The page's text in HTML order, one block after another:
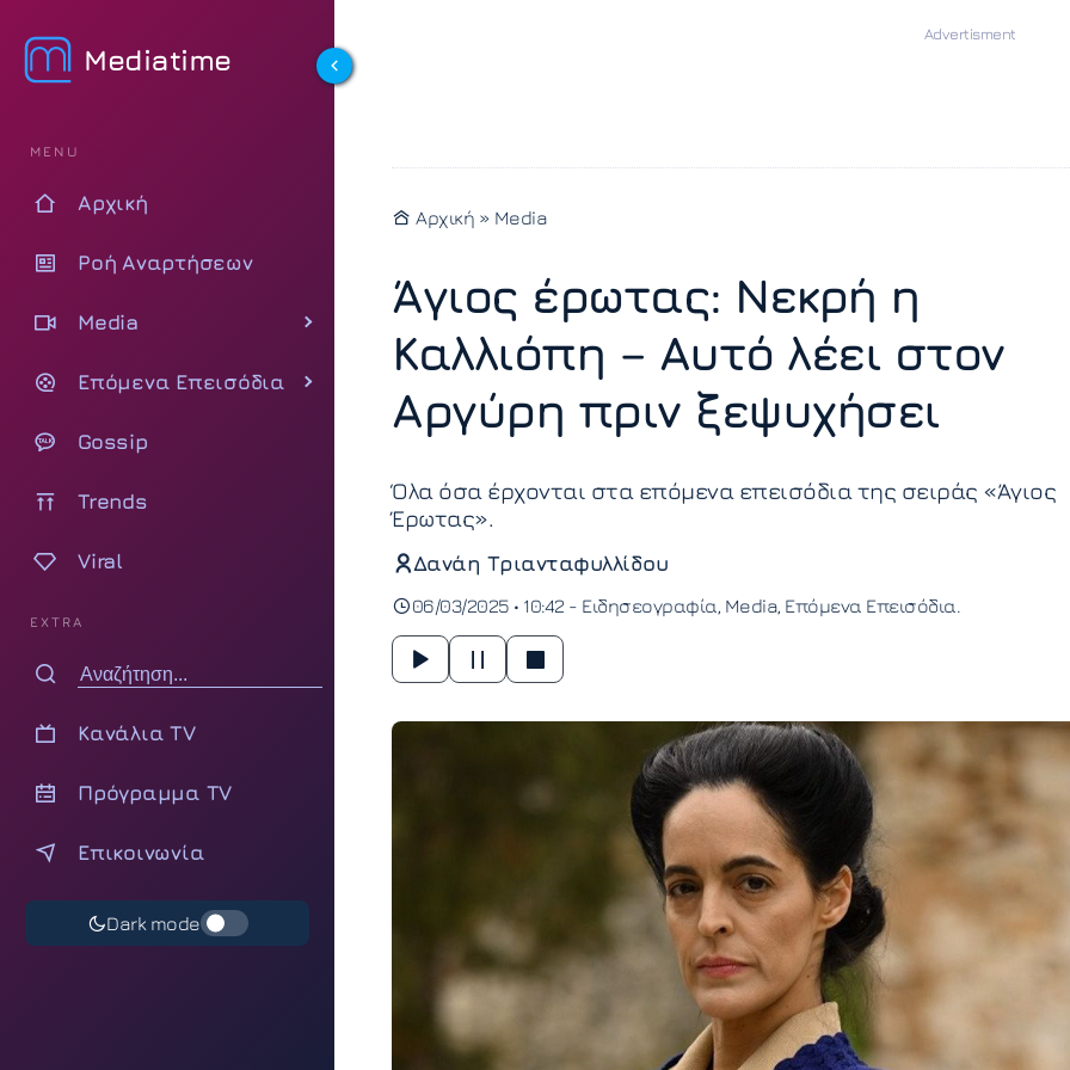
Mediatime
MENU
Αρχική
Ροή Αναρτήσεων
Media
Επόμενα Επεισόδια
Gossip
Trends
Viral
EXTRA
Κανάλια TV
Πρόγραμμα TV
Επικοινωνία
Dark mode
Αρχική » Media
Άγιος έρωτας: Νεκρή η
Καλλιόπη – Αυτό λέει στον
Αργύρη πριν ξεψυχήσει
Όλα όσα έρχονται στα επόμενα επεισόδια της σειράς «Άγιος
Έρωτας».
Δανάη Τριανταφυλλίδου
06/03/2025 • 10:42 - Ειδησεογραφία Media Επόμενα Επεισόδια